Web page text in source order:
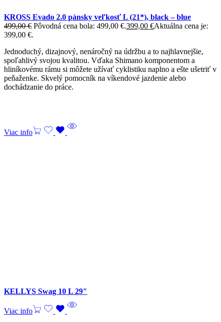
KROSS Evado 2.0 pánsky veľkosť L (21*), black – blue
499,00€ Pôvodná cena bola: 499,00 €.399,00 €Aktuálna cena je:
399,00 €.
Jednoduchý, dizajnový, nenáročný na údržbu a to najhlavnejšie,
spoľahlivý svojou kvalitou. Vďaka Shimano komponentom a
hliníkovému rámu si môžete užívať cyklistiku naplno a ešte ušetriť v
peňaženke. Skvelý pomocník na víkendové jazdenie alebo
dochádzanie do práce.
Viac info
KELLYS Swag 10 L 29″
Viac info